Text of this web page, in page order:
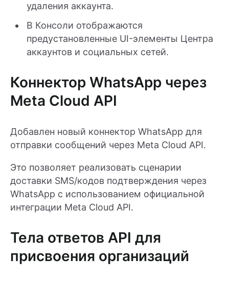
удаления аккаунта.
В Консоли отображаются
предустановленные UI-элементы Центра
аккаунтов и социальных сетей.
Коннектор WhatsApp через
Meta Cloud API
Добавлен новый коннектор WhatsApp для
отправки сообщений через Meta Cloud API.
Это позволяет реализовать сценарии
доставки SMS/кодов подтверждения через
WhatsApp с использованием официальной
интеграции Meta Cloud API.
Тела ответов API для
присвоения организаций